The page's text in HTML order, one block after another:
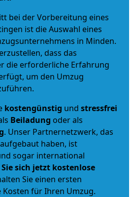
bei der Vorbereitung eines
ist die Auswahl eines
in Minden.
dass das
die erforderliche Erfahrung
um den Umzug
kostengünstig und stressfrei
Beiladung oder als
. Unser Partnernetzwerk, das
haben, ist
sogar international
sich jetzt kostenlose
Sie einen ersten
für Ihren Umzug.